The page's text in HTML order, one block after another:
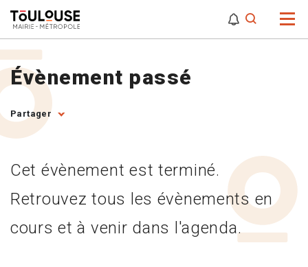
Évènement passé
Partager
Cet évènement est terminé.
Retrouvez tous les évènements en
cours et à venir dans l'agenda.